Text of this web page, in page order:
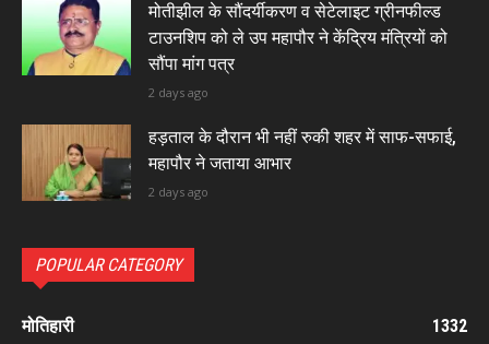
मोतीझील के सौंदर्यीकरण व सेटेलाइट ग्रीनफील्ड
टाउनशिप को ले उप महापौर ने केंद्रिय मंत्रियों को
सौंपा मांग पत्र
2 days ago
हड़ताल के दौरान भी नहीं रुकी शहर में साफ-सफाई,
महापौर ने जताया आभार
2 days ago
POPULAR CATEGORY
मोतिहारी 1332